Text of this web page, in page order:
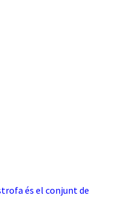
és el conjunt de